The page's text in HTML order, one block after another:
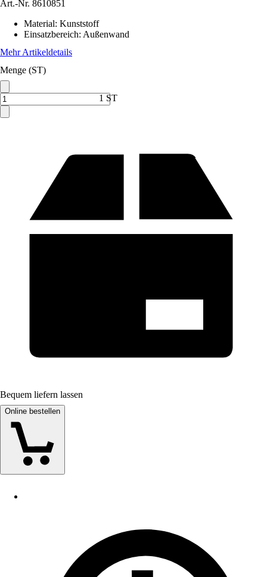
Art.-Nr. 8610851
Material: Kunststoff
Einsatzbereich: Außenwand
Mehr Artikeldetails
Menge (ST)
1 ST
Bequem liefern lassen
Online bestellen